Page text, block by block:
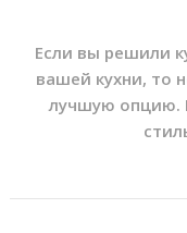
Если вы решили
вашей кухни, то
лучшую опцию.